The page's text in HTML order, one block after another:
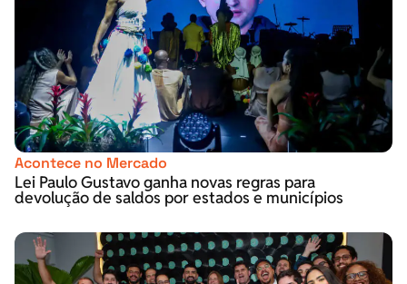
Acontece no Mercado
Lei Paulo Gustavo ganha novas regras para
devolução de saldos por estados e municípios